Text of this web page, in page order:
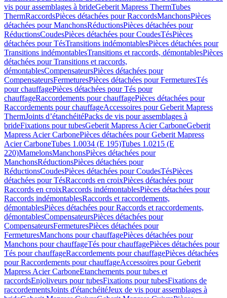
vis pour assemblages à brideGeberit Mapress ThermTubes
ThermRaccordsPièces détachées pour RaccordsManchonsPièces
détachées pour ManchonsRéductionsPièces détachées pour
RéductionsCoudesPièces détachées pour CoudesTésPièces
détachées pour TésTransitions indémontablesPièces détachées pour
Transitions indémontablesTransitions et raccords, démontablesPièces
détachées pour Transitions et raccords,
démontablesCompensateursPièces détachées pour
CompensateursFermeturesPièces détachées pour FermeturesTés
pour chauffagePièces détachées pour Tés pour
chauffageRaccordements pour chauffagePièces détachées pour
Raccordements pour chauffageAccessoires pour Geberit Mapress
ThermJoints d’étanchéitéPacks de vis pour assemblages à
brideFixations pour tubesGeberit Mapress Acier CarboneGeberit
Mapress Acier CarbonePièces détachées pour Geberit Mapress
Acier CarboneTubes 1.0034 (E 195)Tubes 1.0215 (E
220)MamelonsManchonsPièces détachées pour
ManchonsRéductionsPièces détachées pour
RéductionsCoudesPièces détachées pour CoudesTésPièces
détachées pour TésRaccords en croixPièces détachées pour
Raccords en croixRaccords indémontablesPièces détachées pour
Raccords indémontablesRaccords et raccordements,
démontablesPièces détachées pour Raccords et raccordements,
démontablesCompensateursPièces détachées pour
CompensateursFermeturesPièces détachées pour
FermeturesManchons pour chauffagePièces détachées pour
Manchons pour chauffageTés pour chauffagePièces détachées pour
Tés pour chauffageRaccordements pour chauffagePièces détachées
pour Raccordements pour chauffageAccessoires pour Geberit
Mapress Acier CarboneEtanchements pour tubes et
raccordsEnjoliveurs pour tubesFixations pour tubesFixations de
raccordementsJoints d'étanchéitéJeux de vis pour assemblages à